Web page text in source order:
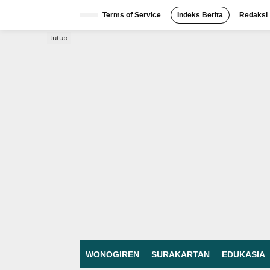
Terms of Service Indeks Berita Redaksi
WONOGIREN SURAKARTAN EDUKASIA
tutup